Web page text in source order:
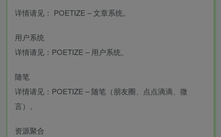
详情请见： POETIZE – 文章系统。
用户系统
详情请见：POETIZE – 用户系统。
随笔
详情请见：POETIZE – 随笔（朋友圈、点点滴滴、微
言）。
资源聚合